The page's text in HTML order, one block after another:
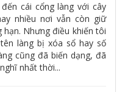
cái cổng làng với cây
nhiều nơi vẫn còn giữ
Nhưng điều khiến tôi
làng bị xóa sổ hay số
cũng đã biến dạng, đã
nhất thời...